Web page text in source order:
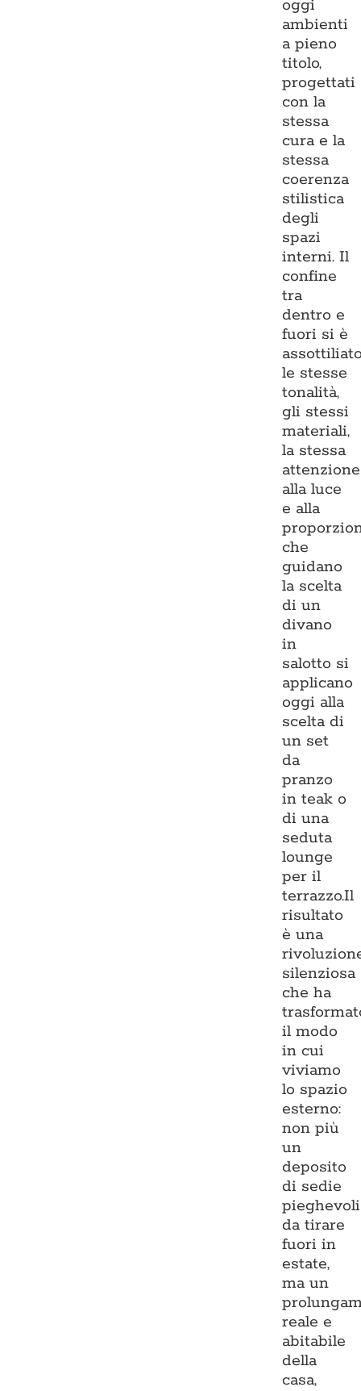
oggi
ambienti
a pieno
titolo,
progettati
con la
stessa
cura e la
stessa
coerenza
stilistica
degli
spazi
interni. Il
confine
tra
dentro e
fuori si è
le stesse
tonalità,
gli stessi
materiali,
la stessa
attenzione
alla luce
e alla
che
guidano
la scelta
di un
divano
in
salotto si
applicano
oggi alla
scelta di
un set
da
pranzo
in teak o
di una
seduta
lounge
per il
terrazzo.Il
risultato
è una
silenziosa
che ha
il modo
in cui
viviamo
lo spazio
esterno:
non più
un
deposito
di sedie
pieghevoli
da tirare
fuori in
estate,
ma un
reale e
abitabile
della
casa,